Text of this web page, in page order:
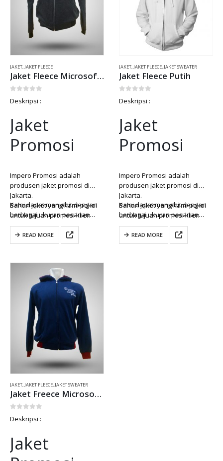
JAKET, JAKET FLEECE
Jaket Fleece Microsoft Office Abu Misti
Deskripsi :
Jaket
Promosi
Impero Promosi adalah
produsen jaket promosi di
Jakarta.
Bahan jaket yang kami pakai
untuk tujuan promosi klien
kami adalah fleece, taslan dan
diadora.
Kami dapat menjahit dengan
berbagai ukuran pesanan
yang…
READ MORE
JAKET, JAKET FLEECE, JAKET SWEATER
Jaket Fleece Putih
Deskripsi :
Jaket
Promosi
Impero Promosi adalah
produsen jaket promosi di
Jakarta.
Bahan jaket yang kami pakai
untuk tujuan promosi klien
kami adalah fleece, taslan dan
diadora.
Kami dapat menjahit dengan
berbagai ukuran pesanan
yang…
READ MORE
JAKET, JAKET FLEECE, JAKET SWEATER
Jaket Freece Microsoft student partners Biru Dongker
Deskripsi :
Jaket